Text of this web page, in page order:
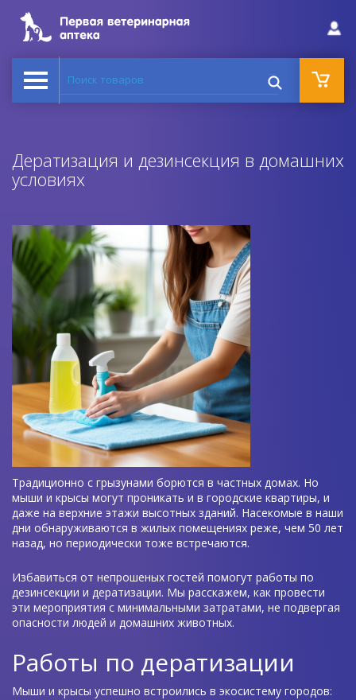
Поиск товаров
Дератизация и дезинсекция в домашних
условиях
Традиционно с грызунами борются в частных домах. Но
мыши и крысы могут проникать и в городские квартиры, и
даже на верхние этажи высотных зданий. Насекомые в наши
дни обнаруживаются в жилых помещениях реже, чем 50 лет
назад, но периодически тоже встречаются.
Избавиться от непрошеных гостей помогут работы по
дезинсекции и дератизации. Мы расскажем, как провести
эти мероприятия с минимальными затратами, не подвергая
опасности людей и домашних животных.
Работы по дератизации
Мыши и крысы успешно встроились в экосистему городов: